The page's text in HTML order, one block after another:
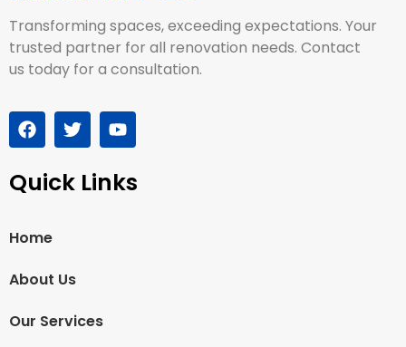
Transforming spaces, exceeding expectations. Your
trusted partner for all renovation needs. Contact
us today for a consultation.
Quick Links
Home
About Us
Our Services